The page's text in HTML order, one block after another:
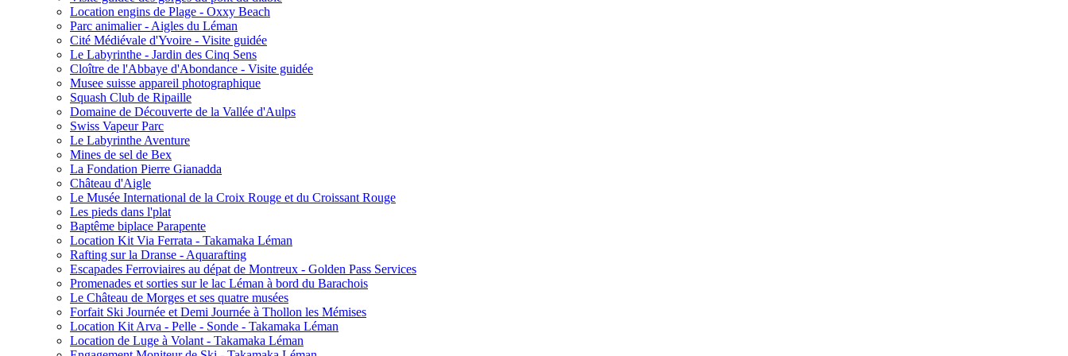
Location engins de Plage - Oxxy Beach
Parc animalier - Aigles du Léman
Cité Médiévale d'Yvoire - Visite guidée
Le Labyrinthe - Jardin des Cinq Sens
Cloître de l'Abbaye d'Abondance - Visite guidée
Musee suisse appareil photographique
Squash Club de Ripaille
Domaine de Découverte de la Vallée d'Aulps
Swiss Vapeur Parc
Le Labyrinthe Aventure
Mines de sel de Bex
La Fondation Pierre Gianadda
Château d'Aigle
Le Musée International de la Croix Rouge et du Croissant Rouge
Les pieds dans l'plat
Baptême biplace Parapente
Location Kit Via Ferrata - Takamaka Léman
Rafting sur la Dranse - Aquarafting
Escapades Ferroviaires au dépat de Montreux - Golden Pass Services
Promenades et sorties sur le lac Léman à bord du Barachois
Le Château de Morges et ses quatre musées
Forfait Ski Journée et Demi Journée à Thollon les Mémises
Location Kit Arva - Pelle - Sonde - Takamaka Léman
Location de Luge à Volant - Takamaka Léman